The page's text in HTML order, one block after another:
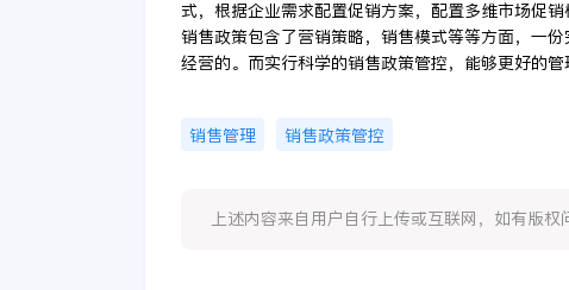
式，根据企业需求配置促销方案，配置多维市场促
销售政策包含了营销策略，销售模式等等方面，一
经营的。而实行科学的销售政策管控，能够更好的管
销售管理 销售政策管控
上述内容来自用户自行上传或互联网，如有版